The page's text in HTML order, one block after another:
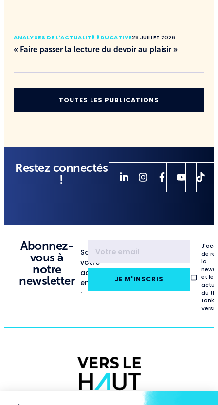
ANALYSES DE L'ACTUALITÉ ÉDUCATIVE28 JUILLET 2026
« Faire passer la lecture du devoir au plaisir »
TOUTES LES PUBLICATIONS
Restez connectés
!
Abonnez-
vous à
notre
newsletter
Saisissez
votre
adresse
email
:
JE M'INSCRIS
de
la
et les
du
tank